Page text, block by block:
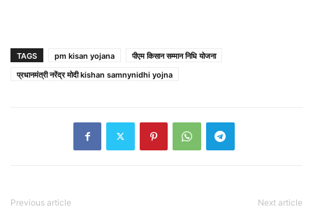
TAGS pm kisan yojana
पीएम किसान सम्मान निधि योजना
प्रधानमंत्री नरेंद्र मोदी kishan samnynidhi yojna
Previous article Next article